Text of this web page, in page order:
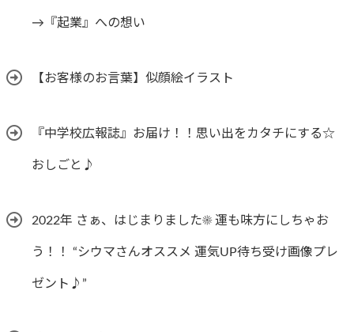
→『起業』への想い
【お客様のお言葉】似顔絵イラスト
『中学校広報誌』お届け！！思い出をカタチにする☆
おしごと♪
2022年 さぁ、はじまりました☀︎ 運も味方にしちゃお
う！！ “シウマさんオススメ 運気UP待ち受け画像プレ
ゼント♪”